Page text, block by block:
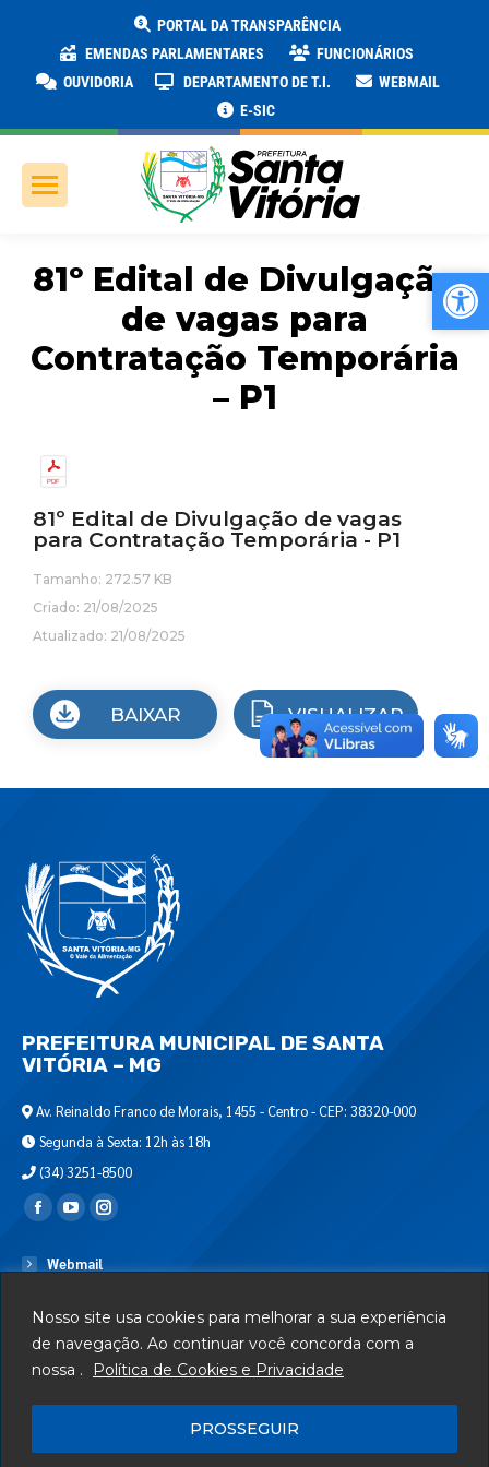
Nosso site usa cookies para melhorar a sua experiência
de navegação. Ao continuar você concorda com a
nossa .
Política de Cookies e Privacidade
PROSSEGUIR
PORTAL DA TRANSPARÊNCIA
EMENDAS PARLAMENTARES
FUNCIONÁRIOS
OUVIDORIA
DEPARTAMENTO DE T.I.
WEBMAIL
E-SIC
81º Edital de Divulgação
de vagas para
Contratação Temporária
– P1
81º Edital de Divulgação de vagas
para Contratação Temporária - P1
Tamanho: 272.57 KB
Criado: 21/08/2025
Atualizado: 21/08/2025
BAIXAR VISUALIZAR
PREFEITURA MUNICIPAL DE SANTA
VITÓRIA – MG
Av. Reinaldo Franco de Morais, 1455 - Centro - CEP: 38320-000
Segunda à Sexta: 12h às 18h
(34) 3251-8500
Encontre-nos em:
Webmail
Serviços
Telefones Úteis